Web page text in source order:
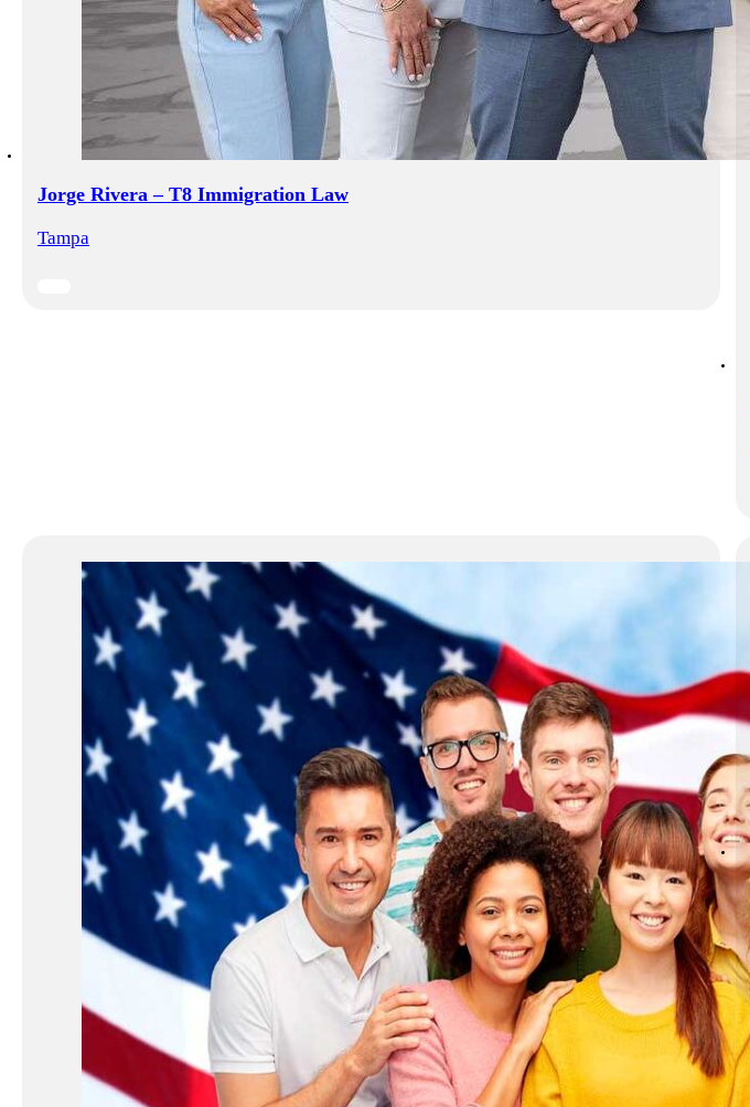
Jorge Rivera – T8 Immigration Law
Tampa